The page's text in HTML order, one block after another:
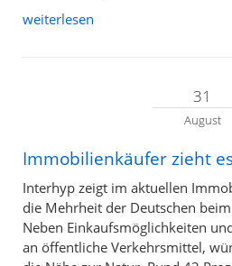
weiterlesen
31
August
Immobilienkäufer zieht
Interhyp zeigt im aktuellen
die Mehrheit der Deutschen
Neben Einkaufsmöglichkeiten
an öffentliche Verkehrsmittel,